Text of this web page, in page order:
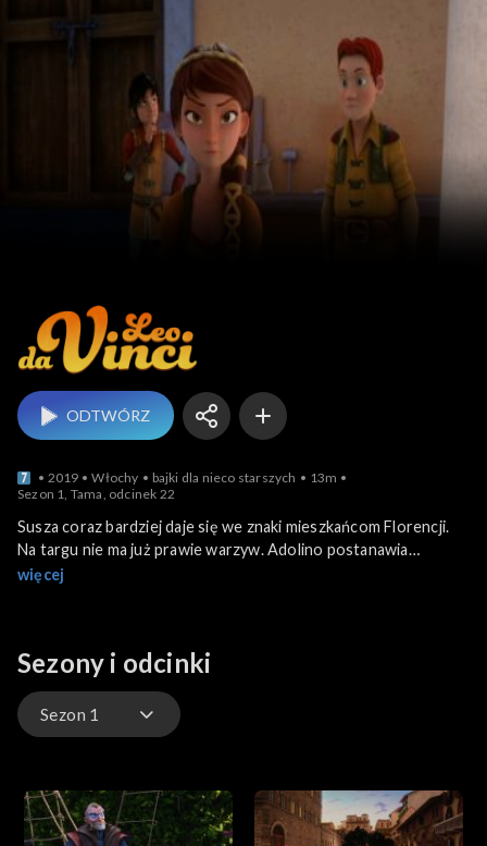
ODTWÓRZ
2019 Włochy bajki dla nieco starszych
13m
Sezon 1, Tama, odcinek 22
Susza coraz bardziej daje się we znaki mieszkańcom Florencji.
Na targu nie ma już prawie warzyw. Adolino postanawia
wykorzystać sytuację, by wzniecić bunt w mieście. Do tego celu
więcej
Sezony i odcinki
Sezon 1
Sezon 1